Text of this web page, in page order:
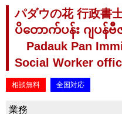
パダウの花 行政書
ပိတောက်ပန်း ဂျပန်
Padauk Pan
Social Worker
相談無料 全国対応
業務